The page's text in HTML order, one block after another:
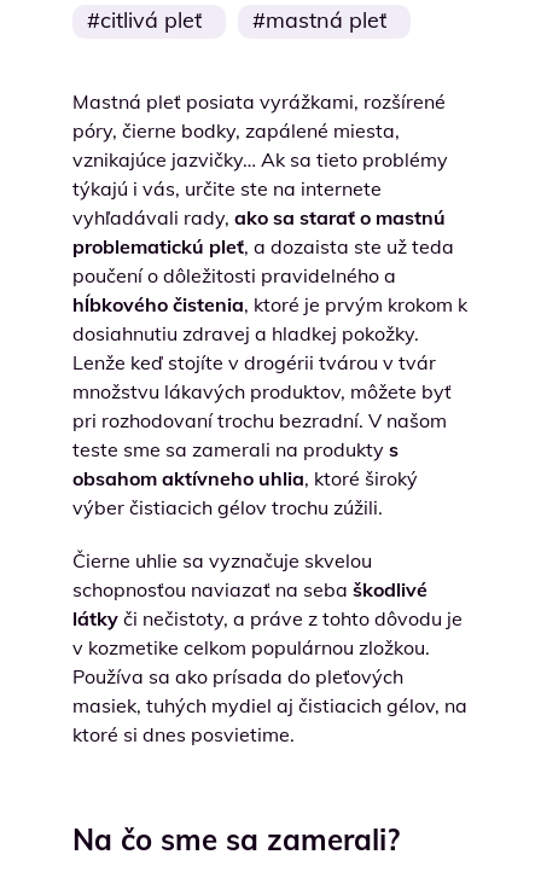
citlivá pleť
mastná pleť
Mastná pleť posiata vyrážkami, rozšírené
póry, čierne bodky, zapálené miesta,
vznikajúce jazvičky… Ak sa tieto problémy
týkajú i vás, určite ste na internete
vyhľadávali rady, ako sa starať o mastnú
problematickú pleť, a dozaista ste už teda
poučení o dôležitosti pravidelného a
hĺbkového čistenia, ktoré je prvým krokom k
dosiahnutiu zdravej a hladkej pokožky.
Lenže keď stojíte v drogérii tvárou v tvár
množstvu lákavých produktov, môžete byť
pri rozhodovaní trochu bezradní. V našom
teste sme sa zamerali na produkty s
obsahom aktívneho uhlia, ktoré široký
výber čistiacich gélov trochu zúžili.
Čierne uhlie sa vyznačuje skvelou
schopnosťou naviazať na seba škodlivé
látky či nečistoty, a práve z tohto dôvodu je
v kozmetike celkom populárnou zložkou.
Používa sa ako prísada do pleťových
masiek, tuhých mydiel aj čistiacich gélov, na
ktoré si dnes posvietime.
Na čo sme sa zamerali?